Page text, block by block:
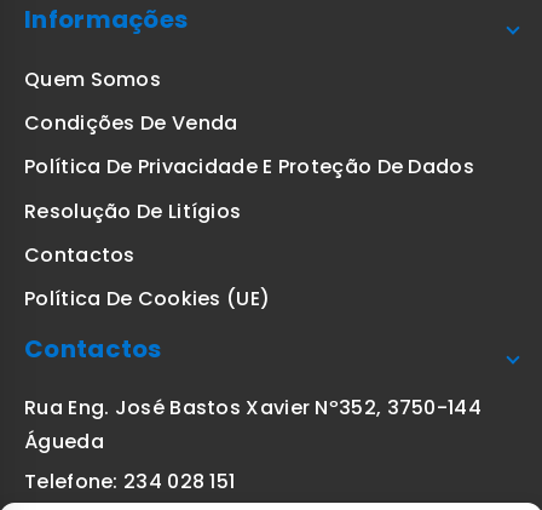
Informações
Quem Somos
Condições De Venda
Política De Privacidade E Proteção De Dados
Resolução De Litígios
Contactos
Política De Cookies (UE)
Contactos
Rua Eng. José Bastos Xavier Nº352, 3750-144
Águeda
Telefone: 234 028 151